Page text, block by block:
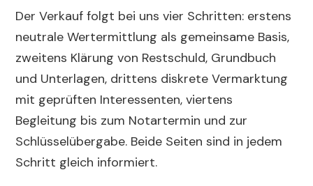
Der Verkauf folgt bei uns vier Schritten: erstens
neutrale Wertermittlung als gemeinsame Basis,
zweitens Klärung von Restschuld, Grundbuch
und Unterlagen, drittens diskrete Vermarktung
mit geprüften Interessenten, viertens
Begleitung bis zum Notartermin und zur
Schlüsselübergabe. Beide Seiten sind in jedem
Schritt gleich informiert.